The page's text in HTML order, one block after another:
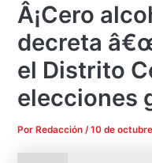
Â¡Cero
decreta
el Distrito
elecciones
Por Redacción/10 de